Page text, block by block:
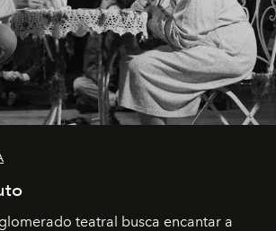
teatral busca encantar a